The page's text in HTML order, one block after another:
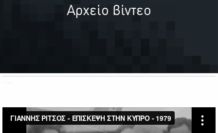
Αρχείο βίντεο